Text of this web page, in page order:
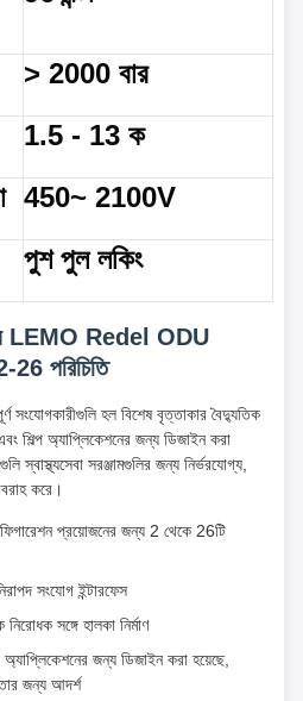
> 2000 বার
1.5 - 13 ক
450~ 2100V
পুশ পুল লকিং
LEMO Redel ODU
26 পরিচিতি
হল বিশেষ বৃত্তাকার বৈদ্যুতিক
শিল্প অ্যাপ্লিকেশনের জন্য ডিজাইন করা
স্বাস্থ্যসেবা সরঞ্জামগুলির জন্য নির্ভরযোগ্য,
করে।
প্রয়োজনের জন্য 2 থেকে 26টি
সংযোগ ইন্টারফেস
সঙ্গে হালকা নির্মাণ
জন্য ডিজাইন করা হয়েছে,
জন্য আদর্শ